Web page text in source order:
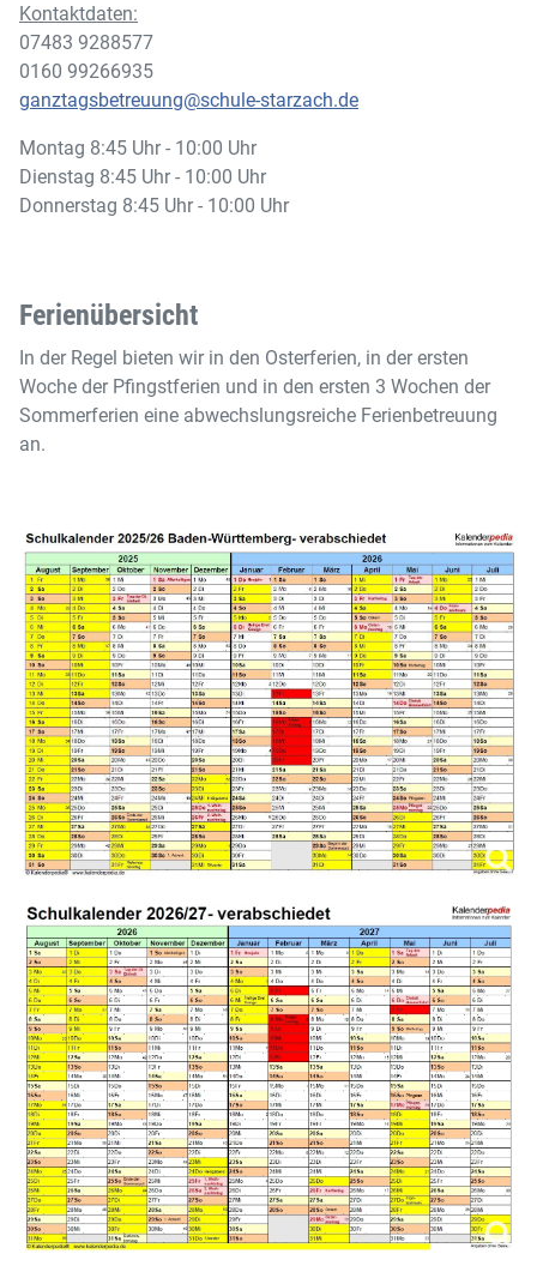
Kontaktdaten:
07483 9288577
0160 99266935
ganztagsbetreuung@schule-starzach.de
Montag 8:45 Uhr - 10:00 Uhr
Dienstag 8:45 Uhr - 10:00 Uhr
Donnerstag 8:45 Uhr - 10:00 Uhr
Ferienübersicht
In der Regel bieten wir in den Osterferien, in der ersten
Woche der Pfingstferien und in den ersten 3 Wochen der
Sommerferien eine abwechslungsreiche Ferienbetreuung
an.